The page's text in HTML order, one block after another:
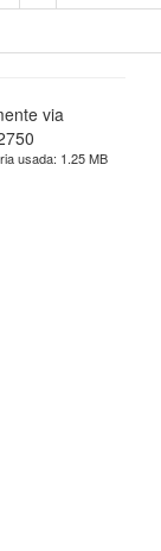
via
usada: 1.25 MB